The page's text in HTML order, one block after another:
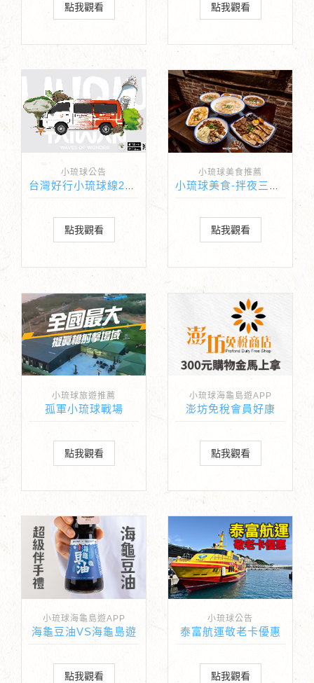
點我觀看 點我觀看
小琉球公告
台灣好行小琉球線2026正式啟程
點我觀看
小琉球美食推薦
小琉球美食-拌夜三羹(寵物友善)
點我觀看
小琉球旅遊推薦
孤軍小琉球戰場
點我觀看
小琉球海龜島遊APP
澎坊免稅會員好康
點我觀看
小琉球海龜島遊APP
海龜豆油VS海龜島遊
點我觀看
小琉球公告
泰富航運敬老卡優惠
點我觀看